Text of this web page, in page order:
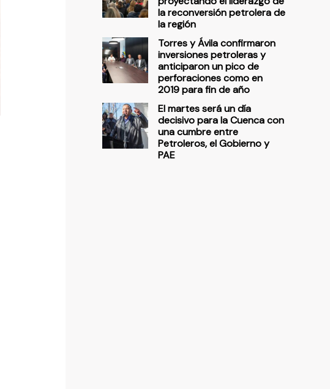
la reconversión petrolera de
la región
Torres y Ávila confirmaron
inversiones petroleras y
anticiparon un pico de
perforaciones como en
2019 para fin de año
El martes será un día
decisivo para la Cuenca con
una cumbre entre
Petroleros, el Gobierno y
PAE